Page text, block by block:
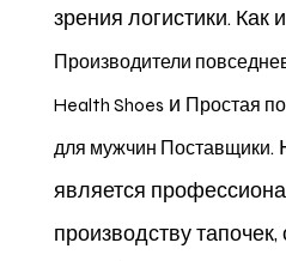
зрения логистики. Как
Производители
Health Shoes и Простая
для мужчин Поставщики.
является
производству